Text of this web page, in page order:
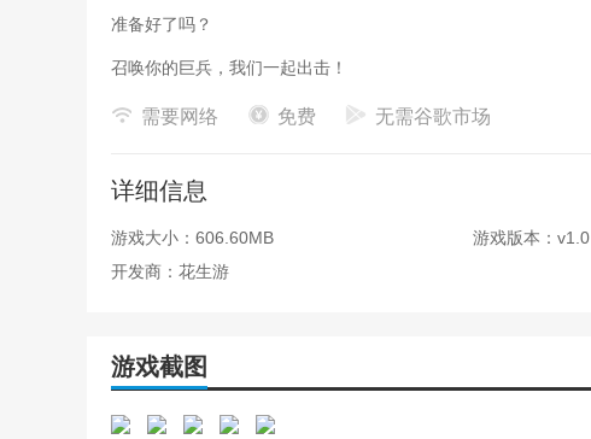
准备好了吗？
召唤你的巨兵，我们一起出击！
需要网络 免费 无需谷歌市场
详细信息
游戏大小：606.60MB
游戏版本：v1.0
开发商：花生游
游戏截图